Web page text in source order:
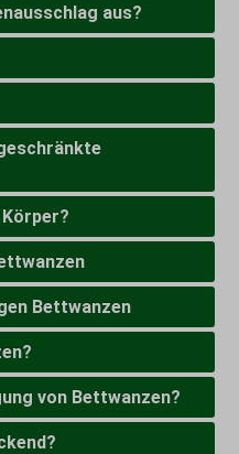
aus?
Bettwanzen
von Bettwanzen?